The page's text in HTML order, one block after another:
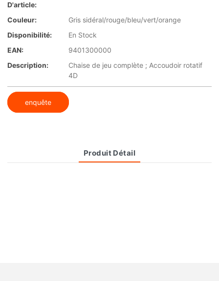
D'article:
Couleur:
Gris sidéral/rouge/bleu/vert/orange
Disponibilité:
En Stock
EAN:
9401300000
Description:
Chaise de jeu complète ; Accoudoir rotatif
4D
enquête
Produit Détail